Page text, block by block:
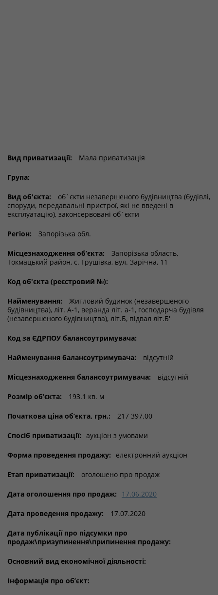
Вид приватизації: Мала приватизація
Група:
Вид об'єкта:
об`єкти незавершеного будівництва (будівлі,
споруди, передавальні пристрої, які не введені в
експлуатацію), законсервовані об`єкти
Регіон: Запорізька обл.
Місцезнаходження об’єкта:
Запорізька область,
Токмацький район, с. Грушівка, вул. Зарічна, 11
Код об'єкта (реєстровий №):
Найменування:
Житловий будинок (незавершеного
будівництва), літ. А-1, веранда літ. а-1, господарча будівля
(незавершеного будівництва), літ.Б, підвал літ.Б'
Код за ЄДРПОУ балансоутримувача:
Найменування балансоутримувача: відсутній
Місцезнаходження балансоутримувача: відсутній
Розмір об’єкта: 193.1 кв. м
Початкова ціна об’єкта, грн.: 217 397.00
Спосіб приватизації: аукціон з умовами
Форма проведення продажу: електронний аукціон
Етап приватизації: оголошено про продаж
Дата оголошення про продаж: 17.06.2020
Дата проведення продажу: 17.07.2020
Дата публікації про підсумки про
продаж\призупинення\припинення продажу:
Основний вид економічної діяльності:
Інформація про об’єкт: